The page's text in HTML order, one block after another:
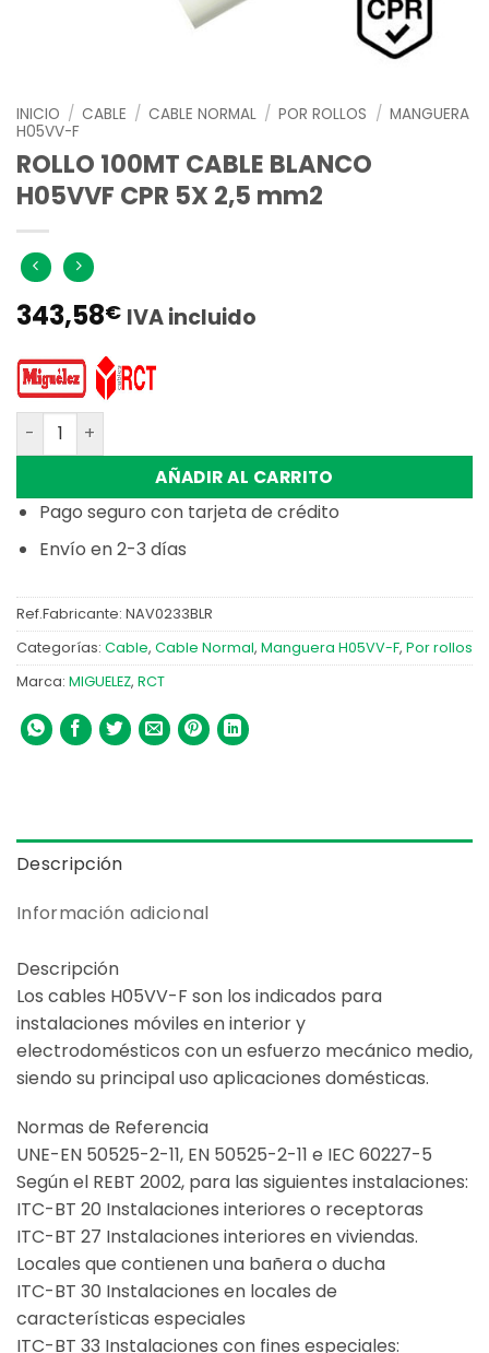
INICIO / CABLE / CABLE NORMAL / POR ROLLOS / MANGUERA
H05VV-F
ROLLO 100MT CABLE BLANCO
H05VVF CPR 5X 2,5 mm2
343,58€ IVA incluido
ROLLO 100MT CABLE BLANCO H05VVF CPR 5X 2,5 mm2
AÑADIR AL CARRITO
Pago seguro con tarjeta de crédito
Envío en 2-3 días
Ref.Fabricante: NAV0233BLR
Categorías: Cable, Cable Normal, Manguera H05VV-F, Por rollos
Marca: MIGUELEZ, RCT
Descripción
Información adicional
Descripción
Los cables H05VV-F son los indicados para
instalaciones móviles en interior y
electrodomésticos con un esfuerzo mecánico medio,
siendo su principal uso aplicaciones domésticas.
Normas de Referencia
UNE-EN 50525-2-11, EN 50525-2-11 e IEC 60227-5
Según el REBT 2002, para las siguientes instalaciones:
ITC-BT 20 Instalaciones interiores o receptoras
ITC-BT 27 Instalaciones interiores en viviendas.
Locales que contienen una bañera o ducha
ITC-BT 30 Instalaciones en locales de
características especiales
ITC-BT 33 Instalaciones con fines especiales: